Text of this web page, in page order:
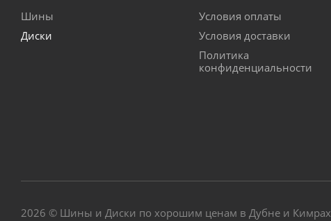
Шины
Диски
Условия оплаты
Условия доставки
Политика
конфиденциальности
2026 © Шины и Диски по хорошим ценам в Дубне и Кимрах